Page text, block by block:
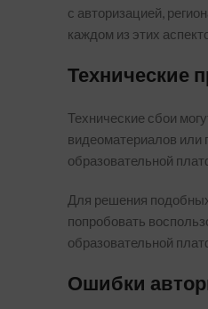
с авторизацией,
каждом из этих
Технические
Технические сбои
видеоматериалов или
образовательной
Для решения
попробовать
образовательной
Ошибки